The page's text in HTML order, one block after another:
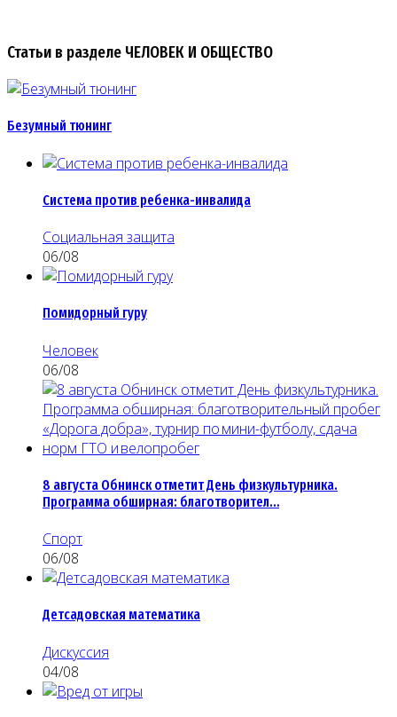
Статьи в разделе ЧЕЛОВЕК И ОБЩЕСТВО
Безумный тюнинг
Система против ребенка-инвалида
Социальная защита
06/08
Помидорный гуру
Человек
06/08
8 августа Обнинск отметит День физкультурника.
Программа обширная: благотворител…
Спорт
06/08
Детсадовская математика
Дискуссия
04/08